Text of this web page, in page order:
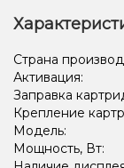
Страна
Активация:
Заправка
Крепление
Модель:
Мощность, Вт: